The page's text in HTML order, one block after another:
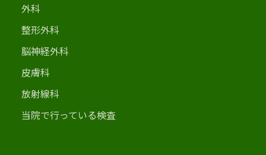
外科
整形外科
脳神経外科
皮膚科
放射線科
当院で行っている検査